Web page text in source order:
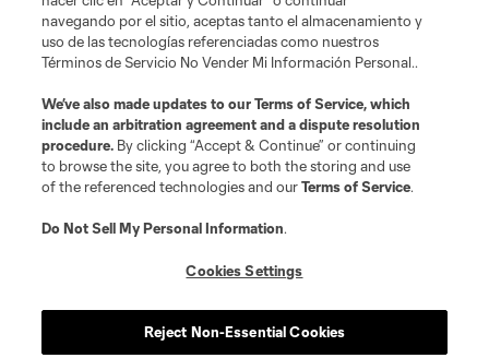
Términos de servicio
Política de privacidad
No vender ni compartir mi información personal
Cookies Settings
©2026 Soccer United Marketing, LLC. El nombre y el logotipo de Leagues
Cup son marcas registradas. Cualquier uso no autorizado está prohibido.
navegando por el sitio, aceptas tanto el almacenamiento y
uso de las tecnologías referenciadas como nuestros
Términos de Servicio No Vender Mi Información Personal..
We’ve also made updates to ourTerms of Service, which
include an arbitration agreement and a dispute resolution
procedure. By clicking “Accept & Continue” or continuing
to browse the site, you agree to both the storing and use
of the referenced technologies and ourTerms of Service.
Do Not Sell My Personal Information.
Cookies Settings
Reject Non-Essential Cookies